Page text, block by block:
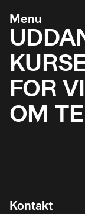
Menu
FOR
OM
Kontakt